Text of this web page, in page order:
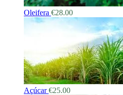
Oleifera €28.00
Açúcar €25.00